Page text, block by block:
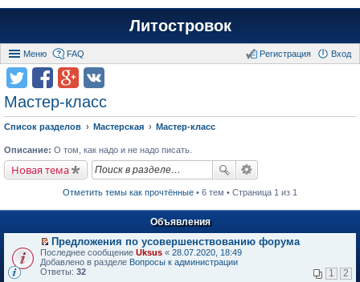
Литостровок
Меню FAQ Вход
Регистрация
Мастер-класс
Список разделов Мастерская Мастер-класс
Описание: О том, как надо и не надо писать.
Новая тема
Отметить темы как прочтённые • 6 тем • Страница 1 из 1
Объявления
П
е
р
Предложения по усовершенствованию форума
Последнее сообщение Uksus « 28.07.2020, 18:49
Добавлено в разделе Вопросы к администрации
Ответы: 32 1 2